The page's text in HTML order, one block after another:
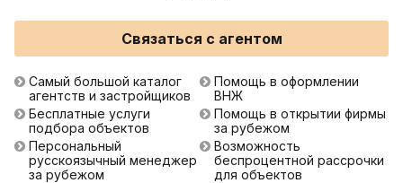
Связаться с агентом
Самый большой каталог
агентств и застройщиков
Бесплатные услуги
подбора объектов
Персональный
русскоязычный менеджер
за рубежом
Помощь в оформлении
ВНЖ
Помощь в открытии фирмы
за рубежом
Возможность
беспроцентной рассрочки
для объектов